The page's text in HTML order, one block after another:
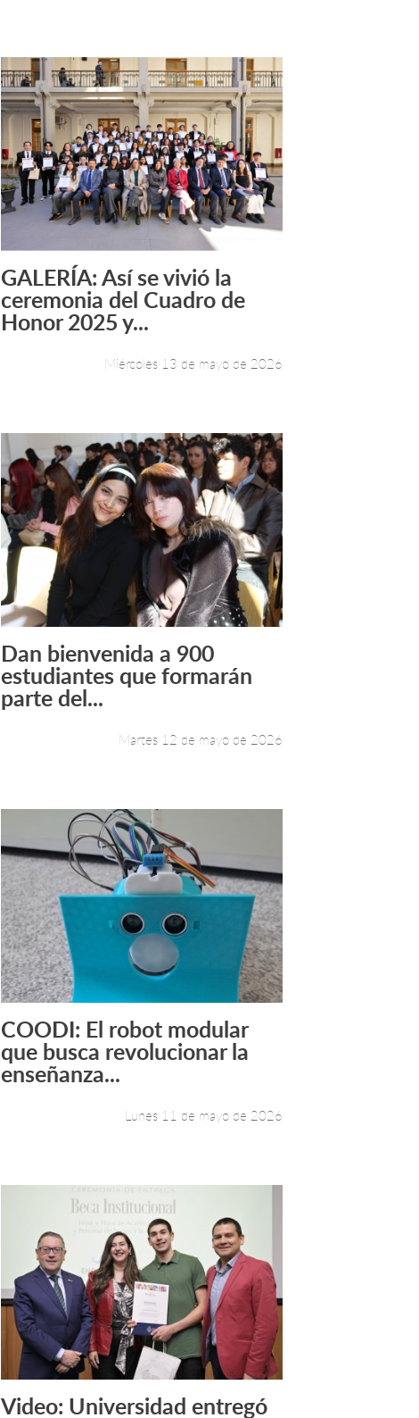
Leer más +
GALERÍA: Así se vivió la
ceremonia del Cuadro de
Honor 2025 y...
Miércoles 13 de mayo de 2026
Leer más +
Dan bienvenida a 900
estudiantes que formarán
parte del...
Martes 12 de mayo de 2026
Leer más +
COODI: El robot modular
que busca revolucionar la
enseñanza...
Lunes 11 de mayo de 2026
Video: Universidad entregó